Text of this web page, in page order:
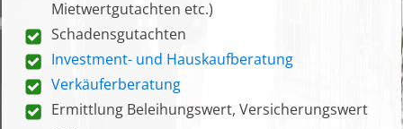
Mietwertgutachten etc.)
Schadensgutachten
Investment- und Hauskaufberatung
Verkäuferberatung
Ermittlung Beleihungswert, Versicherungswert